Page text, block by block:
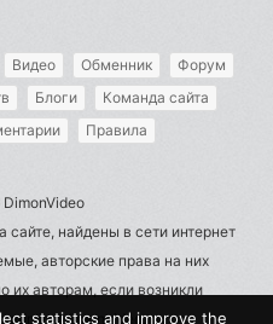
Видео Обменник
Форум
Блоги
Команда сайта
Правила
найдены в сети интернет
авторские права на них
их авторам, если возникли
admin@dimonvideo.ru
statistics and improve the